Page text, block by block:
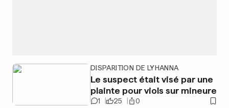
DISPARITION DE LYHANNA
Le suspect était visé par une
plainte pour viols sur mineure
1 25 0